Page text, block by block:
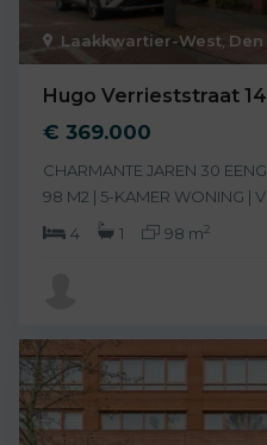
Laakkwartier-West
Hugo Verrieststraat 14
€ 369.000
CHARMANTE JAREN 30
98 M2 | 5-KAMER WONING |
4
1 98 m2